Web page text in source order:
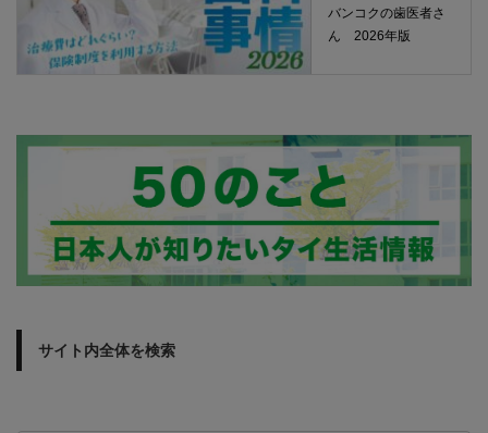
バンコクの歯医者さ
ん 2026年版
サイト内全体を検索